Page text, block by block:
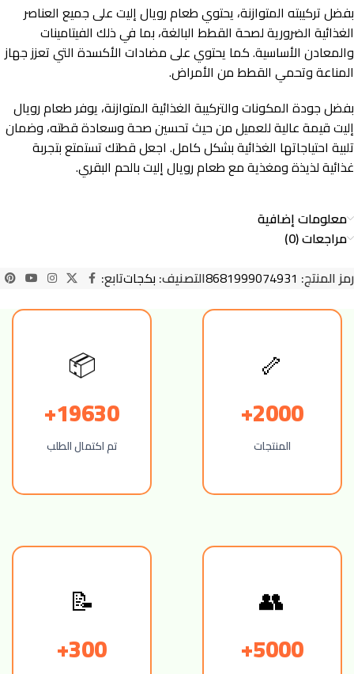
بفضل تركيبته المتوازنة، يحتوي طعام رويال إليت على جميع العناصر
الغذائية الضرورية لصحة القطط البالغة، بما في ذلك الفيتامينات
والمعادن الأساسية. كما يحتوي على مضادات الأكسدة التي تعزز جهاز
المناعة وتحمي القطط من الأمراض.
بفضل جودة المكونات والتركيبة الغذائية المتوازنة، يوفر طعام رويال
إليت قيمة عالية للعميل من حيث تحسين صحة وسعادة قطته، وضمان
تلبية احتياجاتها الغذائية بشكل كامل. اجعل قطتك تستمتع بتجربة
غذائية لذيذة ومغذية مع طعام رويال إليت بالحم البقري.
معلومات إضافية
مراجعات (0)
رمز المنتج: 8681999074931التصنيف: بكجاتتابع:
🦴
2000+
المنتجات
📦
19630+
تم اكتمال الطلب
👥
5000+
📝
300+